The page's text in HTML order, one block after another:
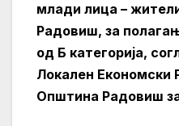
млади лица –
Радовиш, за
од Б категорија,
Локален Економски
Општина Радовиш